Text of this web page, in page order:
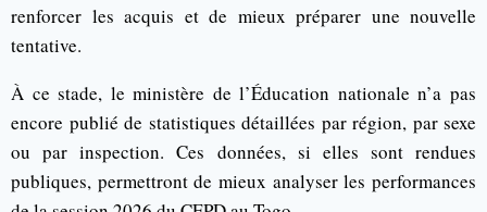
renforcer les acquis et de mieux préparer une nouvelle
tentative.
À ce stade, le ministère de l’Éducation nationale n’a pas
encore publié de statistiques détaillées par région, par sexe
ou par inspection. Ces données, si elles sont rendues
publiques, permettront de mieux analyser les performances